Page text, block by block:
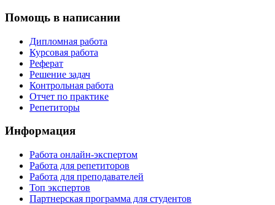
Помощь в написании
Дипломная работа
Курсовая работа
Реферат
Решение задач
Контрольная работа
Отчет по практике
Репетиторы
Информация
Работа онлайн-экспертом
Работа для репетиторов
Работа для преподавателей
Топ экспертов
Партнерская программа для студентов